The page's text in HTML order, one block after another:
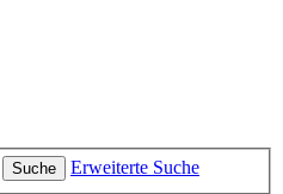
Suche
Erweiterte Suche